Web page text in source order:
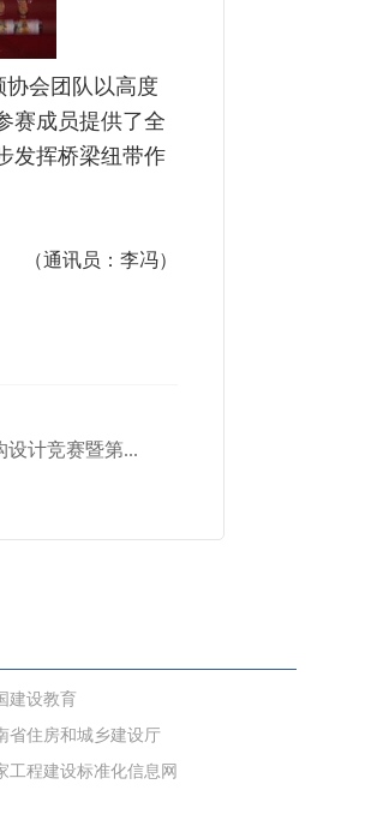
会团队以高度
赛成员提供了全
发挥桥梁纽带作
：李冯）
设计竞赛暨第...
建设教育
省住房和城乡建设厅
工程建设标准化信息网